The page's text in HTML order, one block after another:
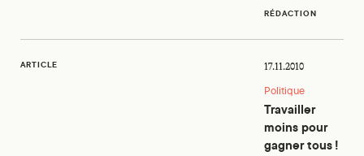
RÉDACTION
ARTICLE 17.11.2010
Politique
Travailler
moins pour
gagner tous !